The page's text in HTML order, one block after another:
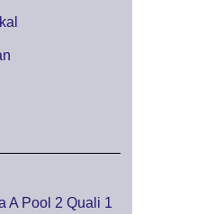
A Pool 2 Quali 1